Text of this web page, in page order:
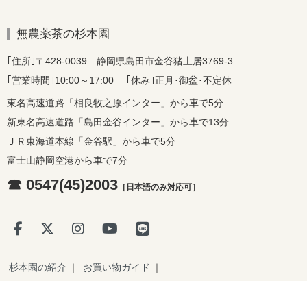
無農薬茶の杉本園
｢住所｣〒428-0039 静岡県島田市金谷猪土居3769-3
｢営業時間｣10:00～17:00 ｢休み｣正月･御盆･不定休
東名高速道路「相良牧之原インター」から車で5分
新東名高速道路「島田金谷インター」から車で13分
ＪＲ東海道本線「金谷駅」から車で5分
富士山静岡空港から車で7分
☎ 0547(45)2003 ［日本語のみ対応可］
杉本園の紹介 ｜ お買い物ガイド ｜